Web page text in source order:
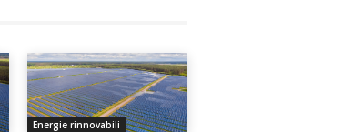
Energie rinnovabili